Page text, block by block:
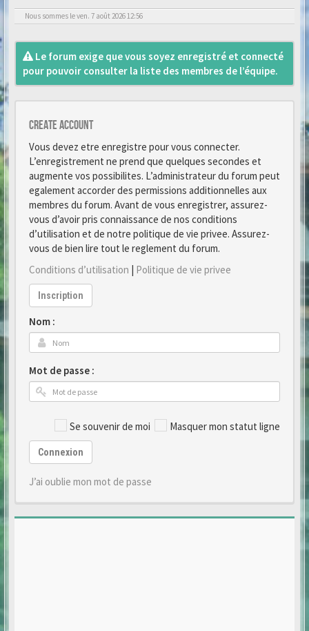
Nous sommes le ven. 7 août 2026 12:56
Le forum exige que vous soyez enregistré et connecté
pour pouvoir consulter la liste des membres de l’équipe.
Create account
Vous devez etre enregistre pour vous connecter.
L’enregistrement ne prend que quelques secondes et
augmente vos possibilites. L’administrateur du forum peut
egalement accorder des permissions additionnelles aux
membres du forum. Avant de vous enregistrer, assurez-
vous d’avoir pris connaissance de nos conditions
d’utilisation et de notre politique de vie privee. Assurez-
vous de bien lire tout le reglement du forum.
Conditions d’utilisation | Politique de vie privee
Inscription
Nom :
Mot de passe :
Se souvenir de moi Masquer mon statut ligne
Connexion
J’ai oublie mon mot de passe